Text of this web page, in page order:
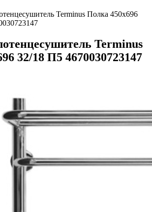
Terminus Полка 450x696
Terminus
32/18 П5 4670030723147